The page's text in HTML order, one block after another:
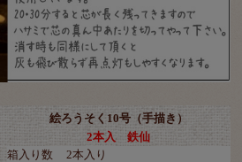
絵ろうそく10号（手描き）
2本入 鉄仙
箱入り数
2本入り